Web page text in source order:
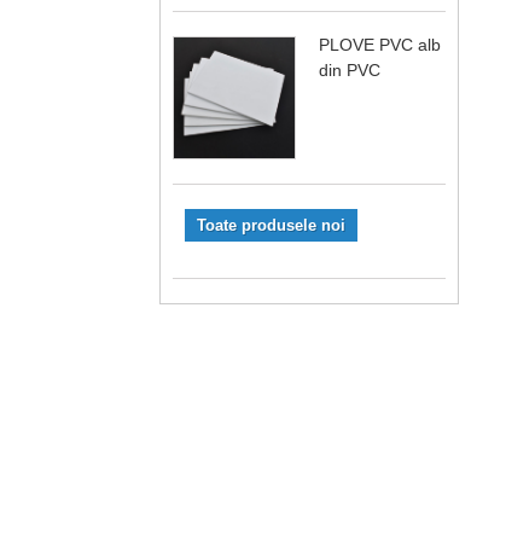
PLOVE PVC alb
din PVC
Toate produsele noi